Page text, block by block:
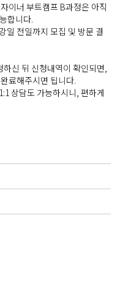
up
이너 부트캠프 B과정은 아직
합니다.
일 전일까지 모집 및 방문 결
신 뒤 신청내역이 확인되면,
료해주시면 됩니다.
상담도 가능하시니, 편하게